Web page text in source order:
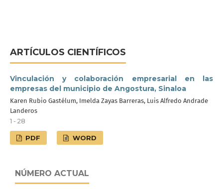
ARTÍCULOS CIENTÍFICOS
Vinculación y colaboración empresarial en las
empresas del municipio de Angostura, Sinaloa
Karen Rubio Gastélum, Imelda Zayas Barreras, Luis Alfredo Andrade
Landeros
1 - 28
PDF WORD
NÚMERO ACTUAL